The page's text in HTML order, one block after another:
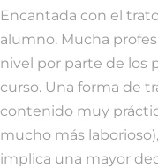
Encantada con el
alumno. Mucha
nivel por parte de los
curso. Una forma de
contenido muy
mucho más
implica una mayor